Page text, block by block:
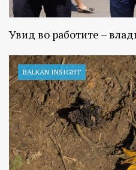
Увид во работите –
BALKAN INSIGHT